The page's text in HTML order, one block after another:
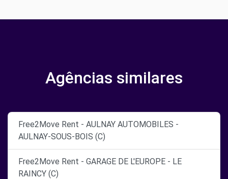
Agências similares
Free2Move Rent - AULNAY AUTOMOBILES -
AULNAY-SOUS-BOIS (C)
Free2Move Rent - GARAGE DE L'EUROPE - LE
RAINCY (C)